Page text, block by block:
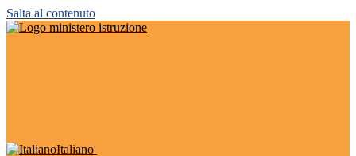
Salta al contenuto
Italiano